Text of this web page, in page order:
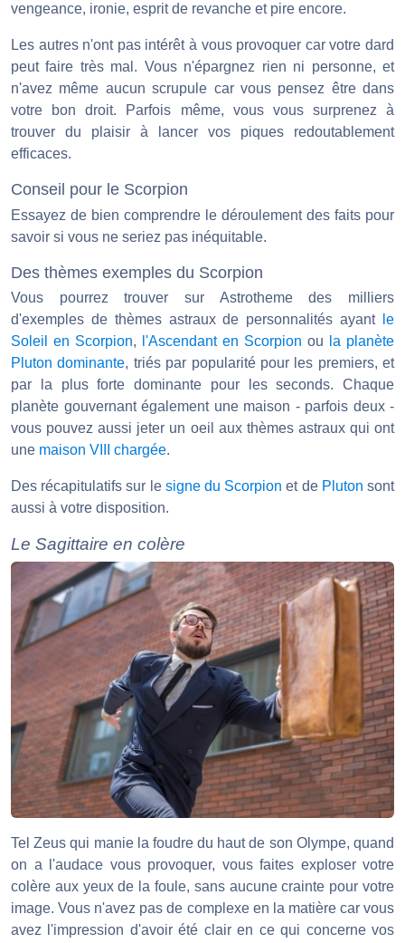
vengeance, ironie, esprit de revanche et pire encore.
Les autres n'ont pas intérêt à vous provoquer car votre dard
peut faire très mal. Vous n'épargnez rien ni personne, et
n'avez même aucun scrupule car vous pensez être dans
votre bon droit. Parfois même, vous vous surprenez à
trouver du plaisir à lancer vos piques redoutablement
efficaces.
Conseil pour le Scorpion
Essayez de bien comprendre le déroulement des faits pour
savoir si vous ne seriez pas inéquitable.
Des thèmes exemples du Scorpion
Vous pourrez trouver sur Astrotheme des milliers
d'exemples de thèmes astraux de personnalités ayant
le
Soleil en Scorpion, l'Ascendant en Scorpion ou
la planète
Pluton dominante, triés par popularité pour les premiers, et
par la plus forte dominante pour les seconds. Chaque
planète gouvernant également une maison - parfois deux -
vous pouvez aussi jeter un oeil aux thèmes astraux qui ont
une maison VIII chargée.
Des récapitulatifs sur le signe du Scorpion et de Pluton sont
aussi à votre disposition.
Le Sagittaire en colère
Tel Zeus qui manie la foudre du haut de son Olympe, quand
on a l'audace vous provoquer, vous faites exploser votre
colère aux yeux de la foule, sans aucune crainte pour votre
image. Vous n'avez pas de complexe en la matière car vous
avez l'impression d'avoir été clair en ce qui concerne vos